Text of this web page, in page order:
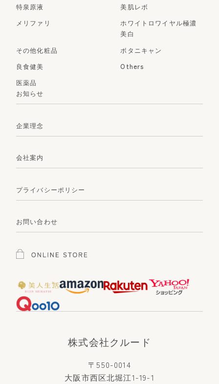
特泉原液
美肌レボ
メリファリ
ホワイトロワイヤル極濃
美白
その他化粧品
ボタニキャン
良食健美
Others
医薬品
お知らせ
企業理念
会社案内
プライバシーポリシー
お問い合わせ
株式会社クルード
〒550-0014
大阪市西区北堀江1-19-1